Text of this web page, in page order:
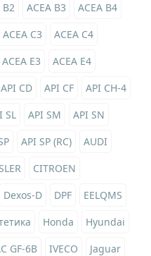
B2 ACEA B3
ACEA B4
ACEA C3
ACEA C4
ACEA E3
ACEA E4
API CD API CF
API CH-4
SL API SM
API SN
API SP (RC)
AUDI
CITROEN
Dexos-D DPF
EELQMS
Honda
Hyundai
GF-6B IVECO
Jaguar